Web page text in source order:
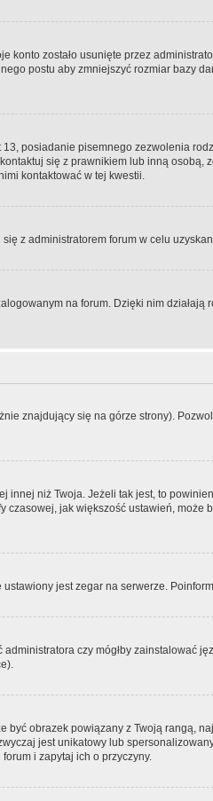
konto zostało usunięte przez
postu aby zmniejszyć rozmiar bazy
posiadanie pisemnego zezwolenia
się z prawnikiem lub inną osobą,
kontaktować w tej kwestii.
z administratorem forum w celu
na forum. Dzięki nim działają
znajdujący się na górze strony).
innej niż Twoja. Jeżeli tak jest, to
jak większość ustawień, może
jest zegar na serwerze.
czy mógłby zainstalować
obrazek powiązany z Twoją rangą,
jest unikatowy lub
i zapytaj ich o przyczyny.